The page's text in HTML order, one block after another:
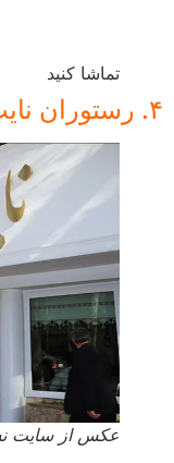
تماشا کنید
عکس از سایت نشان